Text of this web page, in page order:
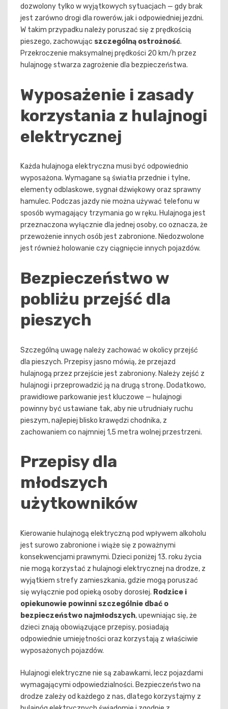
dozwolony tylko w wyjątkowych sytuacjach — gdy brak
jest zarówno drogi dla rowerów, jak i odpowiedniej jezdni.
W takim przypadku należy poruszać się z prędkością
pieszego, zachowując szczególną ostrożność.
Przekroczenie maksymalnej prędkości 20 km/h przez
hulajnogę stwarza zagrożenie dla bezpieczeństwa.
Wyposażenie i zasady
korzystania z hulajnogi
elektrycznej
Każda hulajnoga elektryczna musi być odpowiednio
wyposażona. Wymagane są światła przednie i tylne,
elementy odblaskowe, sygnał dźwiękowy oraz sprawny
hamulec. Podczas jazdy nie można używać telefonu w
sposób wymagający trzymania go w ręku. Hulajnoga jest
przeznaczona wyłącznie dla jednej osoby, co oznacza, że
przewożenie innych osób jest zabronione. Niedozwolone
jest również holowanie czy ciągnięcie innych pojazdów.
Bezpieczeństwo w
pobliżu przejść dla
pieszych
Szczególną uwagę należy zachować w okolicy przejść
dla pieszych. Przepisy jasno mówią, że przejazd
hulajnogą przez przejście jest zabroniony. Należy zejść z
hulajnogi i przeprowadzić ją na drugą stronę. Dodatkowo,
prawidłowe parkowanie jest kluczowe — hulajnogi
powinny być ustawiane tak, aby nie utrudniały ruchu
pieszym, najlepiej blisko krawędzi chodnika, z
zachowaniem co najmniej 1,5 metra wolnej przestrzeni.
Przepisy dla
młodszych
użytkowników
Kierowanie hulajnogą elektryczną pod wpływem alkoholu
jest surowo zabronione i wiąże się z poważnymi
konsekwencjami prawnymi. Dzieci poniżej 13. roku życia
nie mogą korzystać z hulajnogi elektrycznej na drodze, z
wyjątkiem strefy zamieszkania, gdzie mogą poruszać
się wyłącznie pod opieką osoby dorosłej. Rodzice i
opiekunowie powinni szczególnie dbać o
bezpieczeństwo najmłodszych, upewniając się, że
dzieci znają obowiązujące przepisy, posiadają
odpowiednie umiejętności oraz korzystają z właściwie
wyposażonych pojazdów.
Hulajnogi elektryczne nie są zabawkami, lecz pojazdami
wymagającymi odpowiedzialności. Bezpieczeństwo na
drodze zależy od każdego z nas, dlatego korzystajmy z